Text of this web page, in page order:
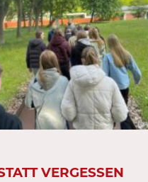
VERGESSEN